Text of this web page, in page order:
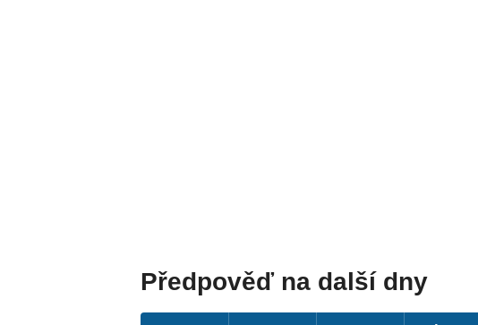
Předpověď na další dny